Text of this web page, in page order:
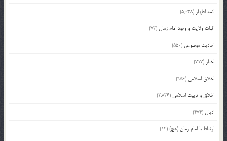
ائمه اطهار (5,038)
اثبات ولایت و وجود امام زمان(73)
احادیث موضوعی (550)
اخبار (717)
اخلاق اسلامی (956)
اخلاق و تربیت اسلامی (2,836)
ادیان(474)
ارتباط با امام زمان (عج)(14)